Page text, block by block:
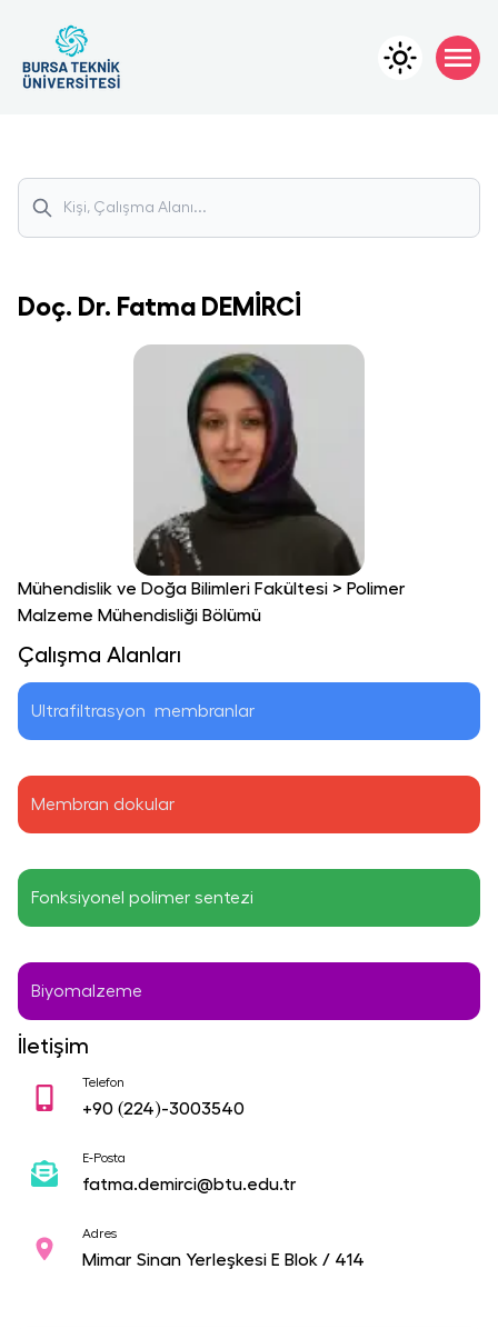
Doç. Dr. Fatma DEMİRCİ
Mühendislik ve Doğa Bilimleri Fakültesi > Polimer
Malzeme Mühendisliği Bölümü
Çalışma Alanları
Ultrafiltrasyon  membranlar
Membran dokular
Fonksiyonel polimer sentezi
Biyomalzeme
İletişim
Telefon
+90 (224)-3003540
E-Posta
fatma.demirci@btu.edu.tr
Adres
Mimar Sinan Yerleşkesi E Blok / 414